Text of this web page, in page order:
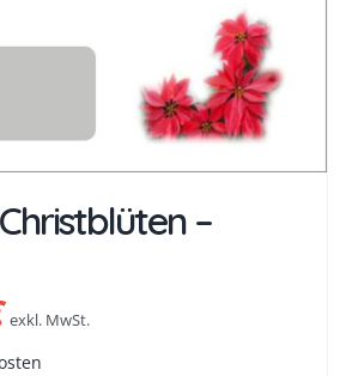
–
exkl. MwSt.